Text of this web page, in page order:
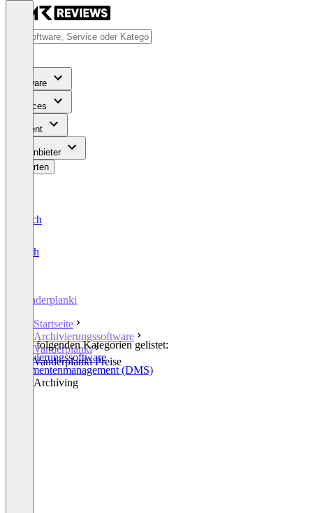
Software
Services
Content
Für Anbieter
Bewerten
Deutsch
English
Vanderplanki
Startseite
Archivierungssoftware
Vanderplanki
Vanderplanki Preise
In den folgenden Kategorien gelistet:
Archivierungssoftware
Dokumentenmanagement (DMS)
Email Archiving